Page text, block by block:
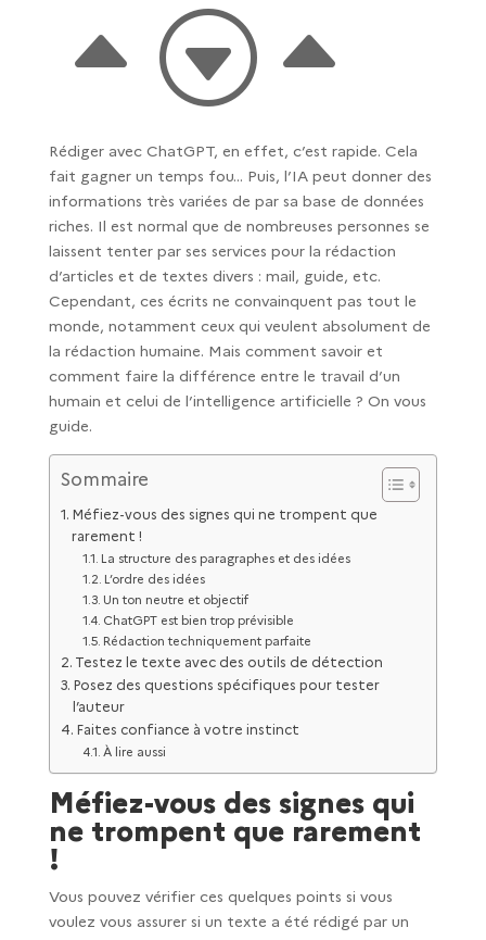
B GB
Rédiger avec ChatGPT, en effet, c’est rapide. Cela
fait gagner un temps fou… Puis, l’IA peut donner des
informations très variées de par sa base de données
riches. Il est normal que de nombreuses personnes se
laissent tenter par ses services pour la rédaction
d’articles et de textes divers : mail, guide, etc.
Cependant, ces écrits ne convainquent pas tout le
monde, notamment ceux qui veulent absolument de
la rédaction humaine. Mais comment savoir et
comment faire la différence entre le travail d’un
humain et celui de l’intelligence artificielle ? On vous
guide.
Sommaire
Méfiez-vous des signes qui ne trompent que
rarement !
La structure des paragraphes et des idées
L’ordre des idées
Un ton neutre et objectif
ChatGPT est bien trop prévisible
Rédaction techniquement parfaite
Testez le texte avec des outils de détection
Posez des questions spécifiques pour tester
l’auteur
Faites confiance à votre instinct
À lire aussi
Méfiez-vous des signes qui
ne trompent que rarement
!
Vous pouvez vérifier ces quelques points si vous
voulez vous assurer si un texte a été rédigé par un